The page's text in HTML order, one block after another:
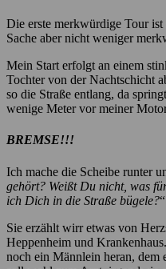
Die erste merkwürdige Tour
Sache aber nicht weniger
Mein Start erfolgt an einem
Tochter von der Nachtschicht
so die Straße entlang, da
wenige Meter vor meiner
BREMSE!!!
Ich mache die Scheibe runter
gehört? Weißt Du nicht, was
ich Dich in die Straße bügele?“
Sie erzählt wirr etwas von
Heppenheim und
noch ein Männlein heran, dem